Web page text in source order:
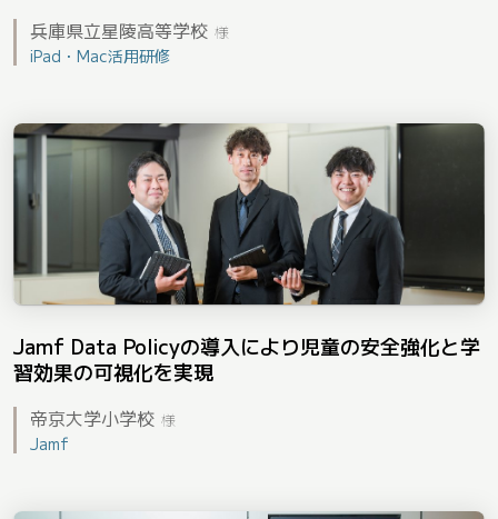
兵庫県立星陵高等学校 様
iPad・Mac活用研修
Jamf Data Policyの導入により児童の安全強化と学
習効果の可視化を実現
帝京大学小学校 様
Jamf